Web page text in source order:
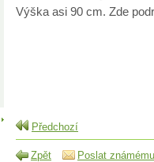
Výška asi 90 cm. Zde
Předchozí
Zpět Poslat známému